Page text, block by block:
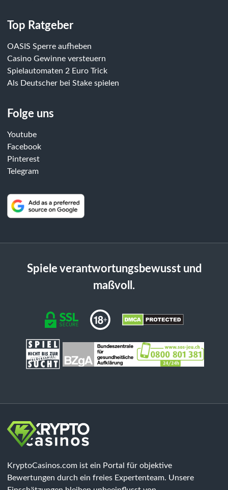
Top Ratgeber
OASIS Sperre aufheben
Casino Gewinne versteuern
Spielautomaten 2 Euro Trick
Als Deutscher bei Stake spielen
Folge uns
Youtube
Facebook
Pinterest
Telegram
Spiele verantwortungsbewusst und
maßvoll.
KryptoCasinos.com ist ein Portal für objektive
Bewertungen durch ein freies Expertenteam. Unsere